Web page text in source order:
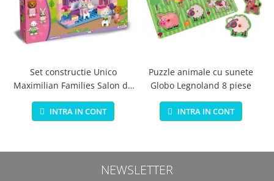
Set constructie Unico
Maximilian Families Salon de
infrumusetare 80 piese
INTRA IN CONT
Puzzle animale cu sunete
Globo Legnoland 8 piese
INTRA IN CONT
NEWSLETTER